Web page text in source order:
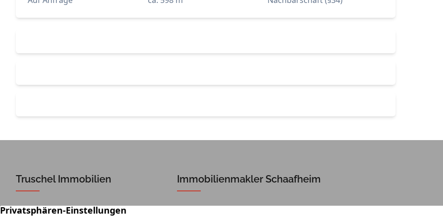
Truschel Immobilien
Dieselstraße 4
Immobilienmakler Schaafheim